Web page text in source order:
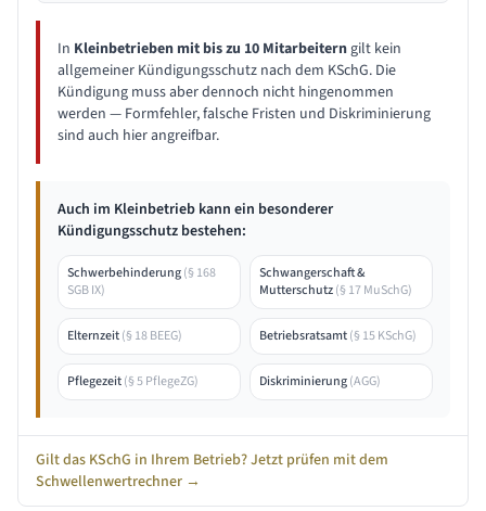
In Kleinbetrieben mit bis zu 10 Mitarbeiterngilt kein
allgemeiner Kündigungsschutz nach dem KSchG. Die
Kündigung muss aber dennoch nicht hingenommen
werden — Formfehler, falsche Fristen und Diskriminierung
sind auch hier angreifbar.
Auch im Kleinbetrieb kann ein besonderer
Kündigungsschutz bestehen:
Schwerbehinderung(§ 168
SGB IX)
Schwangerschaft &
Mutterschutz(§ 17 MuSchG)
Elternzeit(§ 18 BEEG) Betriebsratsamt(§ 15 KSchG)
Pflegezeit(§ 5 PflegeZG) Diskriminierung(AGG)
Gilt das KSchG in Ihrem Betrieb? Jetzt prüfen mit dem
Schwellenwertrechner →